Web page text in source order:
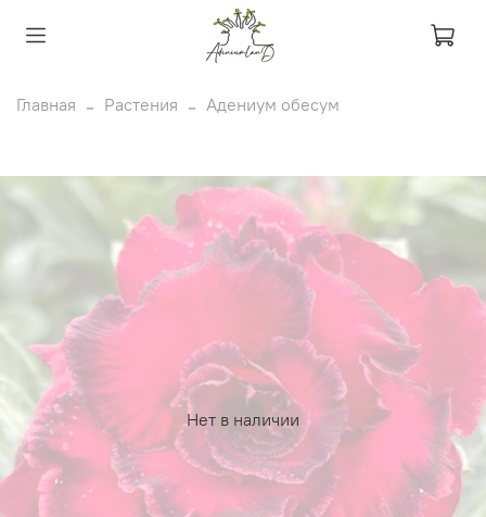
Главная Растения Адениум обесум
Нет в наличии